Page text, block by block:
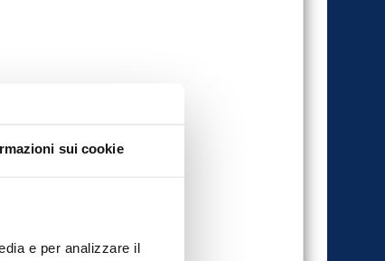
sui cookie
e per analizzare il